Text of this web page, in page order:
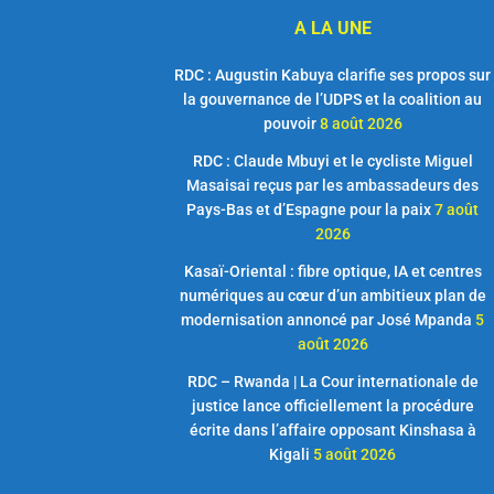
A LA UNE
RDC : Augustin Kabuya clarifie ses propos sur
la gouvernance de l’UDPS et la coalition au
pouvoir 8 août 2026
RDC : Claude Mbuyi et le cycliste Miguel
Masaisai reçus par les ambassadeurs des
Pays-Bas et d’Espagne pour la paix7 août
2026
Kasaï-Oriental : fibre optique, IA et centres
numériques au cœur d’un ambitieux plan de
modernisation annoncé par José Mpanda 5
août 2026
RDC – Rwanda | La Cour internationale de
justice lance officiellement la procédure
écrite dans l’affaire opposant Kinshasa à
Kigali 5 août 2026